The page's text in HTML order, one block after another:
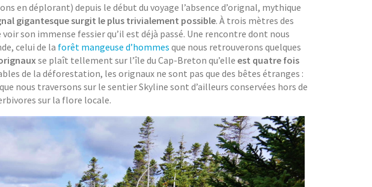
en déplorant) depuis le début du voyage l’absence d’orignal, mythique
gigantesque surgit le plus trivialement possible. À trois mètres des
son immense fessier qu’il est déjà passé. Une rencontre dont nous
celui de la forêt mangeuse d’hommes que nous retrouverons quelques
se plaît tellement sur l’île du Cap-Breton qu’elle est quatre fois
de la déforestation, les orignaux ne sont pas que des bêtes étranges :
nous traversons sur le sentier Skyline sont d’ailleurs conservées hors de
sur la flore locale.